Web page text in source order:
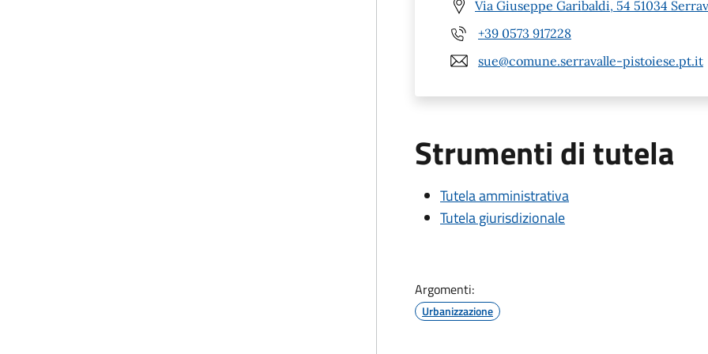
Via Giuseppe Garibaldi, 54 51034
+39 0573 917228
sue@comune.serravalle-pistoiese.pt.it
Strumenti di tutela
Tutela amministrativa
Tutela giurisdizionale
Argomenti:
Urbanizzazione